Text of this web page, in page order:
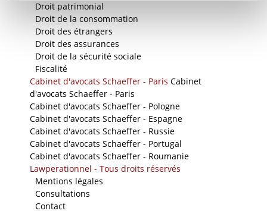
Droit patrimonial
Droit de la consommation
Droit des étrangers
Droit des assurances
Droit de la sécurité sociale
Fiscalité
Cabinet d'avocats Schaeffer - Paris Cabinet
d'avocats Schaeffer - Paris
Cabinet d'avocats Schaeffer - Pologne
Cabinet d'avocats Schaeffer - Espagne
Cabinet d'avocats Schaeffer - Russie
Cabinet d'avocats Schaeffer - Portugal
Cabinet d'avocats Schaeffer - Roumanie
Lawperationnel - Tous droits réservés
Mentions légales
Consultations
Contact